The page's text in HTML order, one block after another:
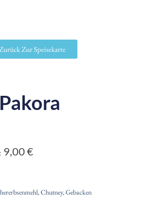
Zur Speisekarte
9,00€
Chutney, Gebacken